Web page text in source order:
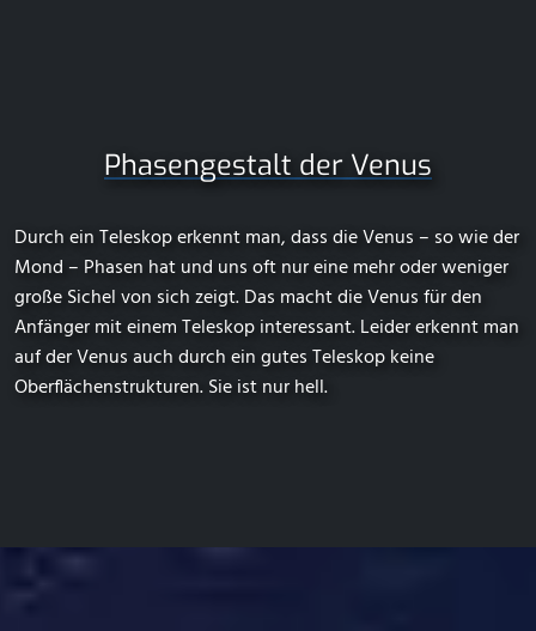
Phasengestalt der Venus
Durch ein Teleskop erkennt man, dass die Venus – so wie der
Mond – Phasen hat und uns oft nur eine mehr oder weniger
große Sichel von sich zeigt. Das macht die Venus für den
Anfänger mit einem Teleskop interessant. Leider erkennt man
auf der Venus auch durch ein gutes Teleskop keine
Oberflächenstrukturen. Sie ist nur hell.